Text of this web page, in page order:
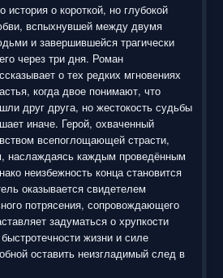
история о короткой, но глубокой
вспыхнувшей между двумя
и завершившейся трагически
через три дня. Роман
о тех редких мгновениях
когда двое понимают, что
друг друга, но жестокость судьбы
иначе. Герой, охваченный
всепоглощающей страсти,
наслаждаясь каждым проведённым
неизбежность конца становится
оказывается свидетелем
потрясения, сопровождающего
задуматься о хрупкости
жизни и силе
оставить неизгладимый след в